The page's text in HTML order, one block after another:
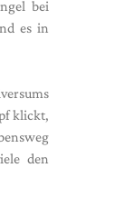
bei
es in
klickt,
den